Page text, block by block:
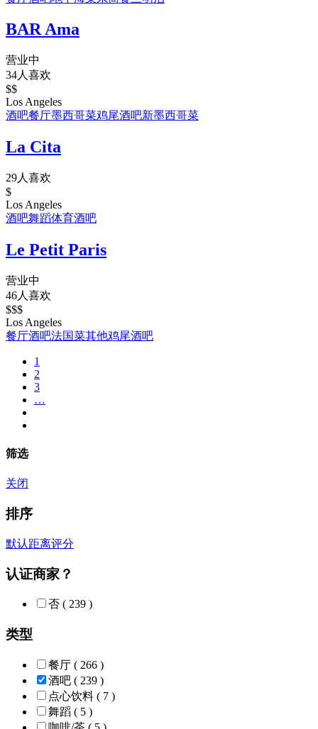
BAR Ama
营业中
34人喜欢
$$
Los Angeles
酒吧餐厅墨西哥菜鸡尾酒吧新墨西哥菜
La Cita
29人喜欢
$
Los Angeles
酒吧舞蹈体育酒吧
Le Petit Paris
营业中
46人喜欢
$$$
Los Angeles
餐厅酒吧法国菜其他鸡尾酒吧
1
2
3
…
筛选
关闭
排序
默认距离评分
认证商家？
否 ( 239 )
类型
餐厅 ( 266 )
酒吧 ( 239 )
点心饮料 ( 7 )
舞蹈 ( 5 )